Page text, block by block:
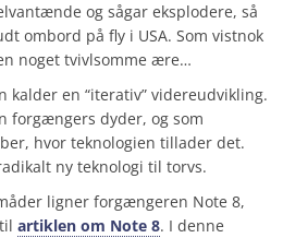
og sågar eksplodere, så
ombord på fly i USA. Som vistnok
noget tvivlsomme ære…
kalder en “iterativ” videreudvikling.
forgængers dyder, og som
hvor teknologien tillader det.
ny teknologi til torvs.
ligner forgængeren Note 8,
artiklen om Note 8. I denne